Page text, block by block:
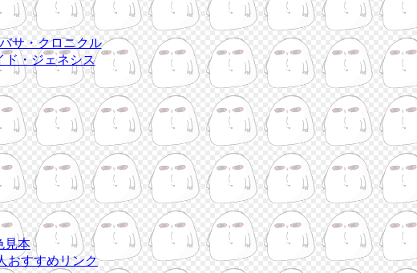
サ・クロニクル
ド・ジェネシス
見本
おすすめリンク